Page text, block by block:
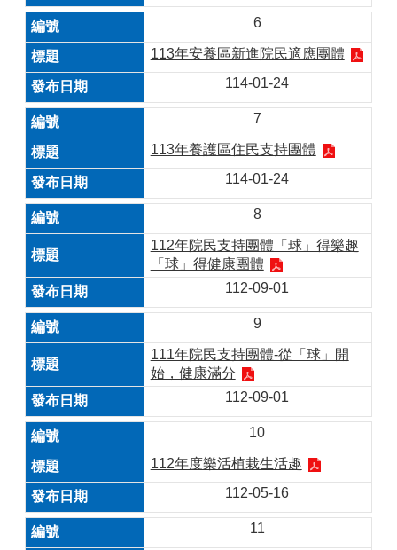
6
113年安養區新進院民適應團體
114-01-24
7
113年養護區住民支持團體
114-01-24
8
112年院民支持團體「球」得樂趣
「球」得健康團體
112-09-01
9
111年院民支持團體-從「球」開
始，健康滿分
112-09-01
10
112年度樂活植栽生活趣
112-05-16
11